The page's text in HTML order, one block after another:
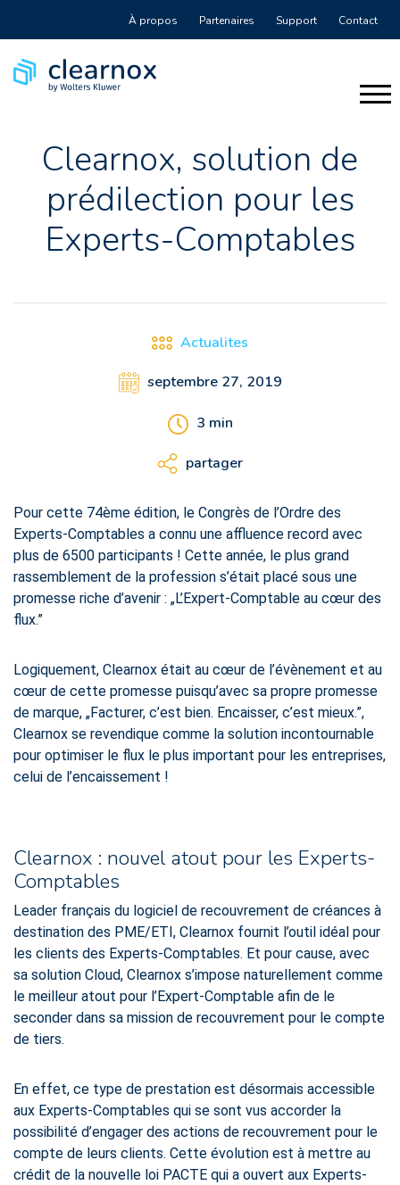
À propos Partenaires Support Contact
Clearnox, solution de
prédilection pour les
Experts-Comptables
Actualites
septembre 27, 2019
3 min
partager
Pour cette 74ème édition, le Congrès de l’Ordre des
Experts-Comptables a connu une affluence record avec
plus de 6500 participants ! Cette année, le plus grand
rassemblement de la profession s’était placé sous une
promesse riche d’avenir : „L’Expert-Comptable au cœur des
flux.”
Logiquement, Clearnox était au cœur de l’évènement et au
cœur de cette promesse puisqu’avec sa propre promesse
de marque, „Facturer, c’est bien. Encaisser, c’est mieux.”,
Clearnox se revendique comme la solution incontournable
pour optimiser le flux le plus important pour les entreprises,
celui de l’encaissement !
Clearnox : nouvel atout pour les Experts-
Comptables
Leader français du logiciel de recouvrement de créances à
destination des PME/ETI, Clearnox fournit l’outil idéal pour
les clients des Experts-Comptables. Et pour cause, avec
sa solution Cloud, Clearnox s’impose naturellement comme
le meilleur atout pour l’Expert-Comptable afin de le
seconder dans sa mission de recouvrement pour le compte
de tiers.
En effet, ce type de prestation est désormais accessible
aux Experts-Comptables qui se sont vus accorder la
possibilité d’engager des actions de recouvrement pour le
compte de leurs clients. Cette évolution est à mettre au
crédit de la nouvelle loi PACTE qui a ouvert aux Experts-